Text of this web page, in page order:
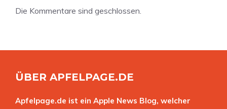
Die Kommentare sind geschlossen.
ÜBER APFELPAGE.DE
Apfelpage.de ist ein Apple News Blog, welcher